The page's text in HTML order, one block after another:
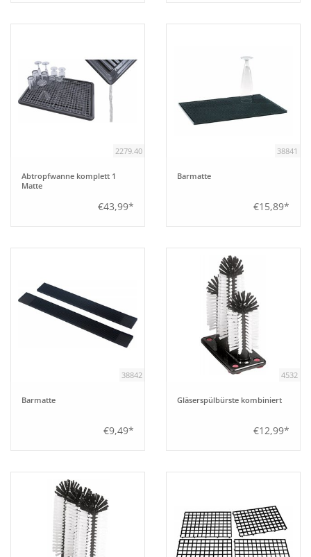
2279.40
Abtropfwanne komplett 1
Matte
€43,99*
38841
Barmatte
€15,89*
38842
Barmatte
€9,49*
4532
Gläserspülbürste kombiniert
€12,99*